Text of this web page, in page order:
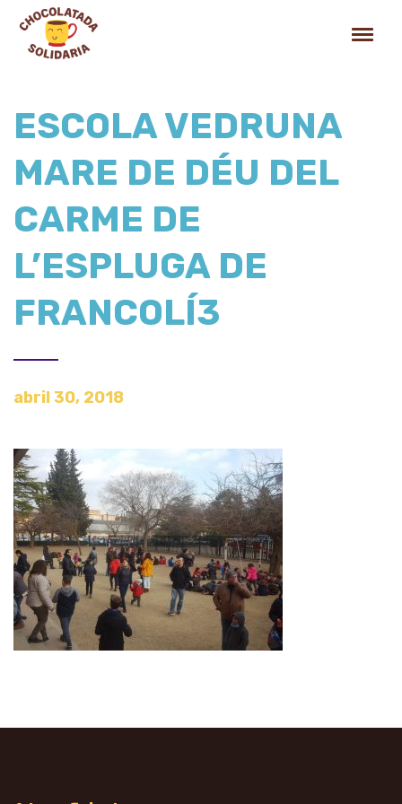
ESCOLA VEDRUNA
MARE DE DÉU DEL
CARME DE
L’ESPLUGA DE
FRANCOLÍ3
abril 30, 2018